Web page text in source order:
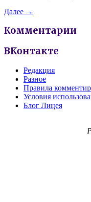
Далее →
Комментарии
ВКонтакте
Редакция
Разное
Правила
Условия
Блог Лицея